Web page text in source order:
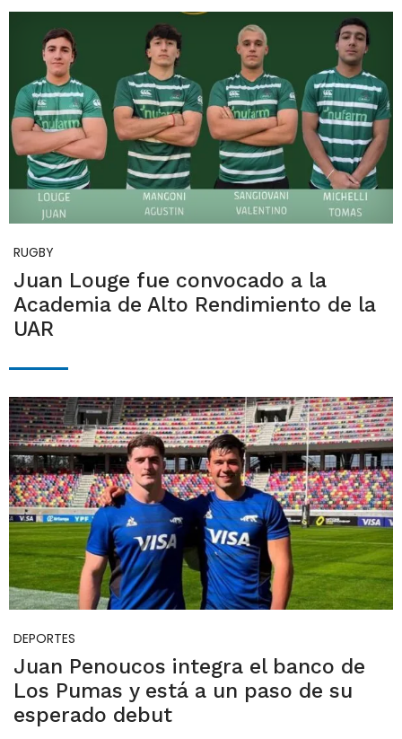
RUGBY
Juan Louge fue convocado a la
Academia de Alto Rendimiento de la
UAR
DEPORTES
Juan Penoucos integra el banco de
Los Pumas y está a un paso de su
esperado debut